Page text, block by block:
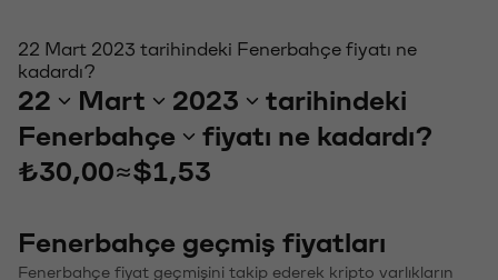
22 Mart 2023 tarihindeki Fenerbahçe fiyatı ne
kadardı?
22 Mart 2023
tarihindeki
Fenerbahçe
fiyatı ne kadardı?
₺30,00≈$1,53
Fenerbahçe geçmiş fiyatları
Fenerbahçe fiyat geçmişini takip ederek kripto varlıkların